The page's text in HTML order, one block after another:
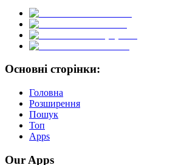
Основні сторінки:
Головна
Розширення
Пошук
Топ
Apps
Our Apps